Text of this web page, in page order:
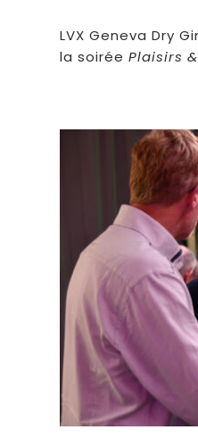
LVX Geneva Dry
la soiréePlaisirs